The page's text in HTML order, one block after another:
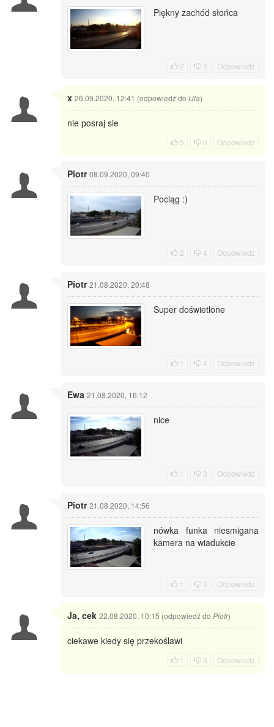
Piękny zachód słońca
2 2 Odpowiedz
x 26.09.2020, 12:41 (odpowiedź do Ula)
nie posraj sie
5 0 Odpowiedz
Piotr 08.09.2020, 09:40
Pociąg :)
2 4 Odpowiedz
Piotr 21.08.2020, 20:48
Super doświetlone
1 4 Odpowiedz
Ewa 21.08.2020, 16:12
nice
1 3 Odpowiedz
Piotr 21.08.2020, 14:56
nówka funka niesmigana
kamera na wiadukcie
1 3 Odpowiedz
Ja, cek 22.08.2020, 10:15 (odpowiedź do Piotr)
ciekawe kiedy się przekoślawi
1 3 Odpowiedz